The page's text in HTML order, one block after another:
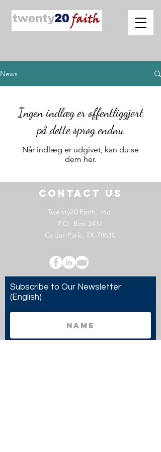
News
Ingen indlæg er offentliggjort
på dette sprog endnu
Når indlæg er udgivet, kan du se
dem her.
Contact US
Twenty20 Faith, Inc.
P.O. Box 2437
Cedar Park, TX 78630
Subscribe to Our Newsletter
(English)